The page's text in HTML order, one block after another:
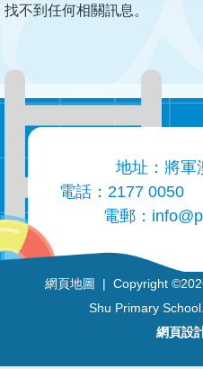
找不到任何相關訊息。
地址：將軍
電話：2177 0050
電郵：
網頁地圖 | Copyright ©
Shu Primary
網頁設